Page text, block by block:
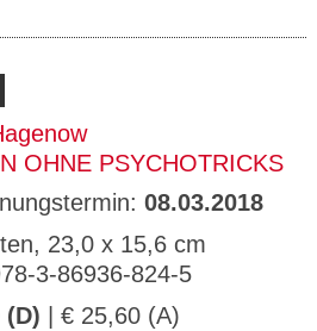
OHNE PSYCHOTRICKS
08.03.2018
23,0 x 15,6 cm
3-86936-824-5
(D) | € 25,60 (A)